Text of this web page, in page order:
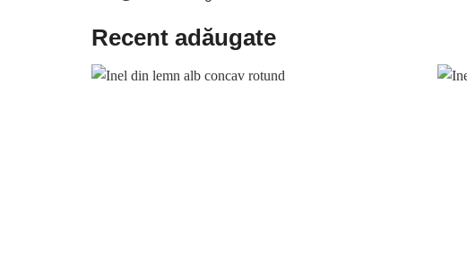
Recent adăugate